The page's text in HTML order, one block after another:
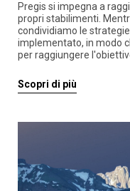
Pregis si impegna a
propri stabilimenti.
condividiamo le
implementato, in modo
per raggiungere
Scopri di più